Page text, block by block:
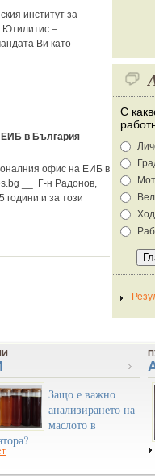
институт за
Ютилитис –
Ви като
ЕИБ в България
офис на ЕИБ в
__ Г-н Радонов,
години и за този
С
Защо е важно
анализирането на
маслото в